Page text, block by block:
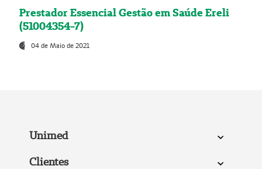
Prestador Essencial Gestão em Saúde Ereli
(51004354-7)
04 de Maio de 2021
Unimed
Clientes